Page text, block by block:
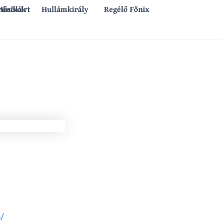
Hullámkirály Regélő Főnix